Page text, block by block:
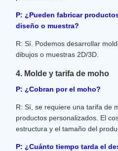
P: ¿Pueden fabricar
diseño o muestra?
R: Sí. Podemos desarrollar
dibujos o muestras 2D/3D.
4. Molde y tarifa de moho
P: ¿Cobran por el moho?
R: Sí, se requiere una tarifa de
productos personalizados. El
estructura y el tamaño del
P: ¿Cuánto tiempo tarda el